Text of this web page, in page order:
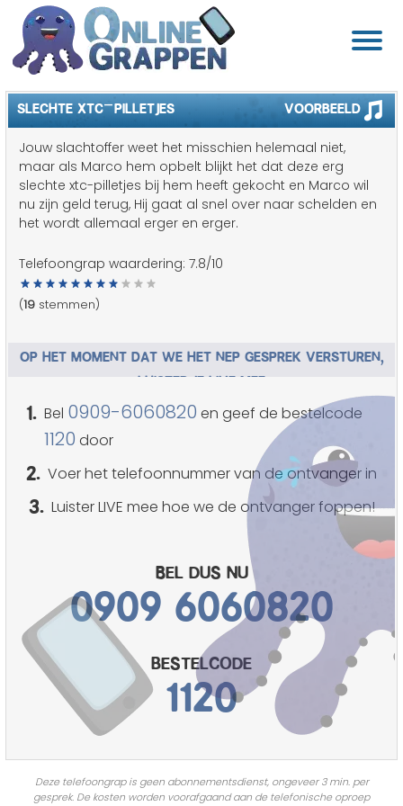
SLECHTE XTC-PILLETJES Voorbeeld
Jouw slachtoffer weet het misschien helemaal niet,
maar als Marco hem opbelt blijkt het dat deze erg
slechte xtc-pilletjes bij hem heeft gekocht en Marco wil
nu zijn geld terug, Hij gaat al snel over naar schelden en
het wordt allemaal erger en erger.
Telefoongrap waardering: 7.8/10
(19 stemmen)
OP HET MOMENT DAT WE HET NEP GESPREK VERSTUREN,
LUISTER JE LIVE MEE
1. Bel 0909-6060820 en geef de bestelcode
1120 door
2. Voer het telefoonnummer van de ontvanger in
3. Luister LIVE mee hoe we de ontvanger foppen!
Bel dus nu
0909 6060820
bestelcode
1120
Deze telefoongrap is geen abonnementsdienst, ongeveer 3 min. per
gesprek. De kosten worden voorafgaand aan de telefonische oproep